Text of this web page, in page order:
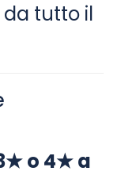
tutto il
o 4★ a